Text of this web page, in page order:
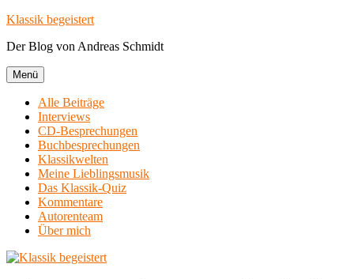
Zum
springen
Klassik begeistert
Der Blog von Andreas Schmidt
Menü
Alle Beiträge
Interviews
CD-Besprechungen
Buchbesprechungen
Klassikwelten
Meine Lieblingsmusik
Das Klassik-Quiz
Kommentare
Autorenteam
Über mich